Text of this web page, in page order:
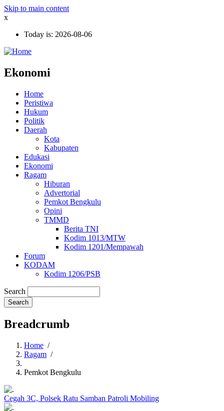
Skip to main content
x
Today is: 2026-08-06
Ekonomi
Home
Peristiwa
Hukum
Politik
Daerah
Kota
Kabupaten
Edukasi
Ekonomi
Ragam
Hiburan
Advertorial
Pemkot Bengkulu
Opini
TMMD
Berita TNI
Kodim 1013/MTW
Kodim 1201/Mempawah
Forum
KODAM
Kodim 1206/PSB
Search
Breadcrumb
Home /
Ragam /
Pemkot Bengkulu
Cegah 3C, Polsek Ratu Samban Patroli Mobiling